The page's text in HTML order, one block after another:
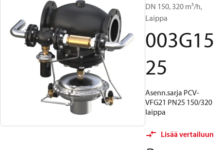
DN 150, 320 m³/h,
Laippa
003G15
25
Asenn.sarja PCV-
VFG21 PN25 150/320
laippa
Lisää vertailuun